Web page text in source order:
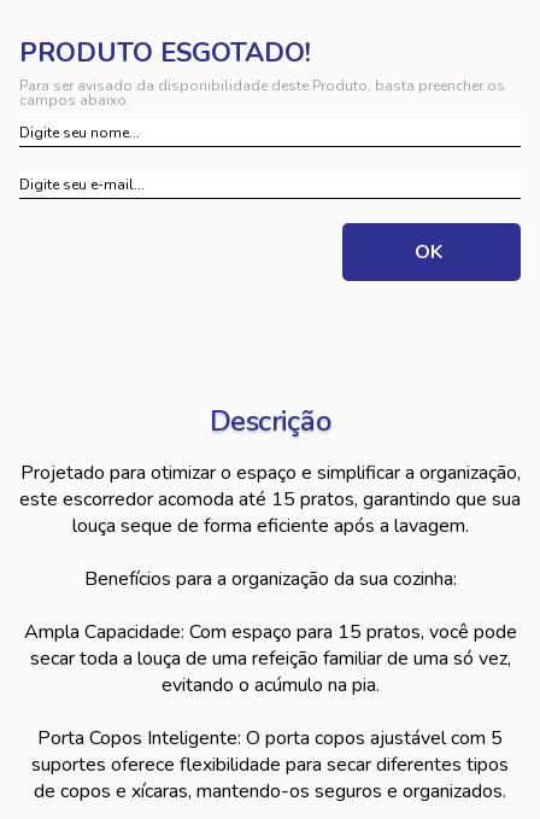
Para ser avisado da disponibilidade deste Produto, basta preencher os
campos abaixo.
Descrição
Projetado para otimizar o espaço e simplificar a organização,
este escorredor acomoda até 15 pratos, garantindo que sua
louça seque de forma eficiente após a lavagem.
Benefícios para a organização da sua cozinha:
Ampla Capacidade: Com espaço para 15 pratos, você pode
secar toda a louça de uma refeição familiar de uma só vez,
evitando o acúmulo na pia.
Porta Copos Inteligente: O porta copos ajustável com 5
suportes oferece flexibilidade para secar diferentes tipos
de copos e xícaras, mantendo-os seguros e organizados.